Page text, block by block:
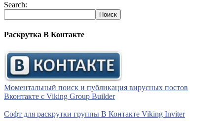
Search:
Раскрутка В Контакте
Моментальный поиск и публикация вирусных постов
Вконтакте с Viking Group Builder
Софт для раскрутки группы В Контакте Viking Inviter